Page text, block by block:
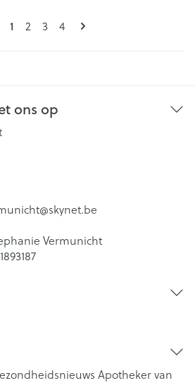
Pagina's
U lees momenteel pagina
1 Pagina
2 Pagina
3 Pagina
4
ons op
skynet.be
Vermunicht
Apotheker van